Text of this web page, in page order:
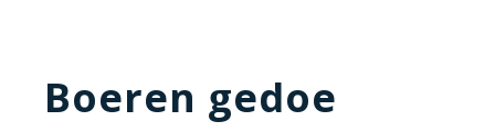
Boeren gedoe